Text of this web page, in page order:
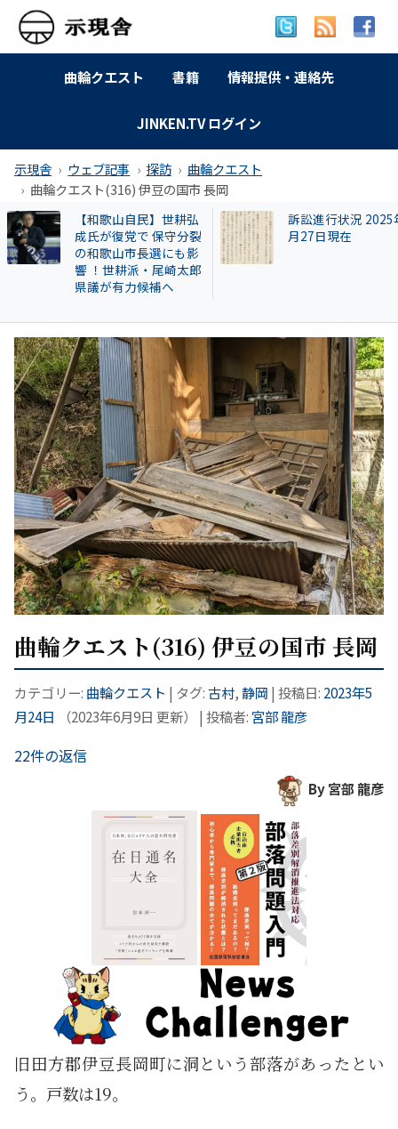
曲輪クエスト 書籍 情報提供・連絡先
JINKEN.TV ログイン
示現舎 ウェブ記事 探訪
曲輪クエスト
曲輪クエスト(316) 伊豆の国市 長岡
2025年9
曲輪クエスト(462) 島
本町広瀬
広澤
曲輪クエスト(316) 伊豆の国市 長岡
カテゴリー: 曲輪クエスト | タグ:古村,静岡 | 投稿日: 2023年5
月24日
（2023年6月9日 更新） | 投稿者: 宮部 龍彦
22件の返信
By 宮部 龍彦
旧田方郡伊豆長岡町に洞という部落があったとい
う。戸数は19。